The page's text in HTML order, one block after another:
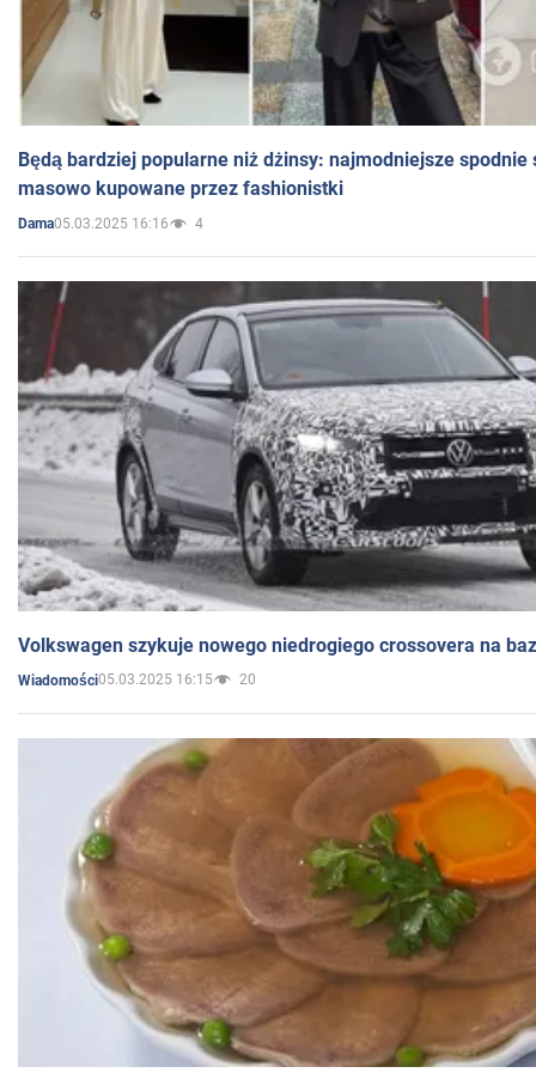
Będą bardziej popularne niż dżinsy: najmodniejsze spodnie
masowo kupowane przez fashionistki
Dama05.03.2025 16:16 4
Volkswagen szykuje nowego niedrogiego crossovera na
Wiadomości05.03.2025 16:15 20